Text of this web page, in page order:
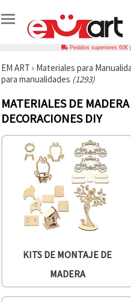
Pedidos superiores 60€
EM ART › Materiales para
para manualidades (1293)
MATERIALES DE
DECORACIONES DIY
KITS DE MONTAJE DE
MADERA